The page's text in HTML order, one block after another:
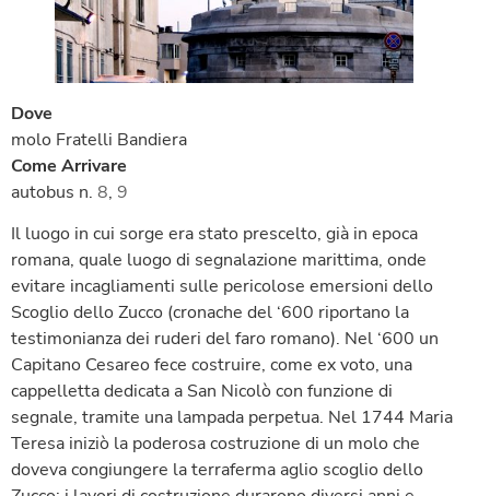
Dove
molo Fratelli Bandiera
Come Arrivare
autobus n. 8, 9
Il luogo in cui sorge era stato prescelto, già in epoca
romana, quale luogo di segnalazione marittima, onde
evitare incagliamenti sulle pericolose emersioni dello
Scoglio dello Zucco (cronache del ‘600 riportano la
testimonianza dei ruderi del faro romano). Nel ‘600 un
Capitano Cesareo fece costruire, come ex voto, una
cappelletta dedicata a San Nicolò con funzione di
segnale, tramite una lampada perpetua. Nel 1744 Maria
Teresa iniziò la poderosa costruzione di un molo che
doveva congiungere la terraferma aglio scoglio dello